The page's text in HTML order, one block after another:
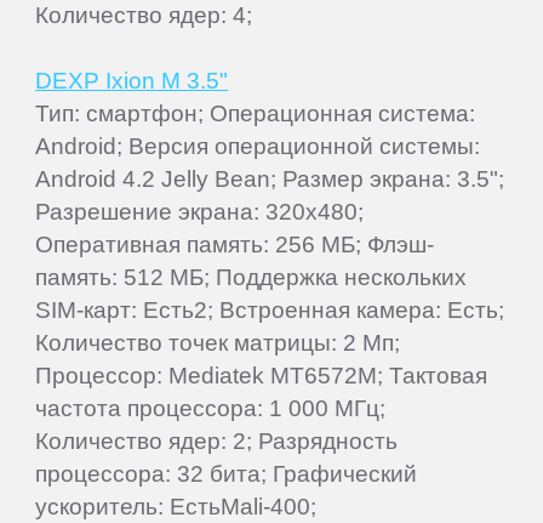
Количество ядер: 4;
DEXP Ixion M 3.5"
Тип: смартфон; Операционная система:
Android; Версия операционной системы:
Android 4.2 Jelly Bean; Размер экрана: 3.5";
Разрешение экрана: 320x480;
Оперативная память: 256 МБ; Флэш-
память: 512 МБ; Поддержка нескольких
SIM-карт: Есть2; Встроенная камера: Есть;
Количество точек матрицы: 2 Мп;
Процессор: Mediatek MT6572M; Тактовая
частота процессора: 1 000 МГц;
Количество ядер: 2; Разрядность
процессора: 32 бита; Графический
ускоритель: ЕстьMali-400;